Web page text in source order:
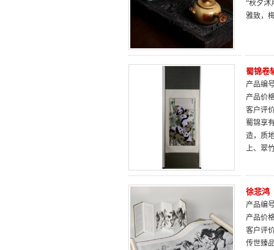
“秋夕沐
雅致，
蜀锦卷
产品编
产品价
客户评
蜀锦享
造，质
上、翠
徐悲鸿
产品编
产品价
客户评
传世臻